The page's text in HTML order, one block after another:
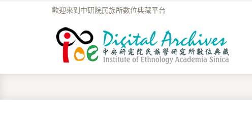
歡迎來到中研院民族所數位典藏平台